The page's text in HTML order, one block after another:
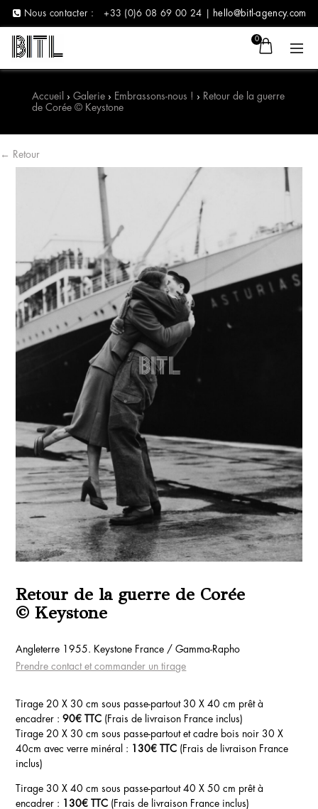
Nous contacter : +33 (0)6 08 69 00 24 | hello@bitl-agency.com
0
Accueil › Galerie› Embrassons-nous ! › Retour de la guerre
de Corée © Keystone
← Retour
Retour de la guerre de Corée
© Keystone
Angleterre 1955. Keystone France / Gamma-Rapho
Prendre contact et commander un tirage
Tirage 20 X 30 cm sous passe-partout 30 X 40 cm prêt à
encadrer :90€ TTC (Frais de livraison France inclus)
Tirage 20 X 30 cm sous passe-partout et cadre bois noir 30 X
40cm avec verre minéral : 130€ TTC (Frais de livraison France
inclus)
Tirage 30 X 40 cm sous passe-partout 40 X 50 cm prêt à
encadrer : 130€ TTC (Frais de livraison France inclus)